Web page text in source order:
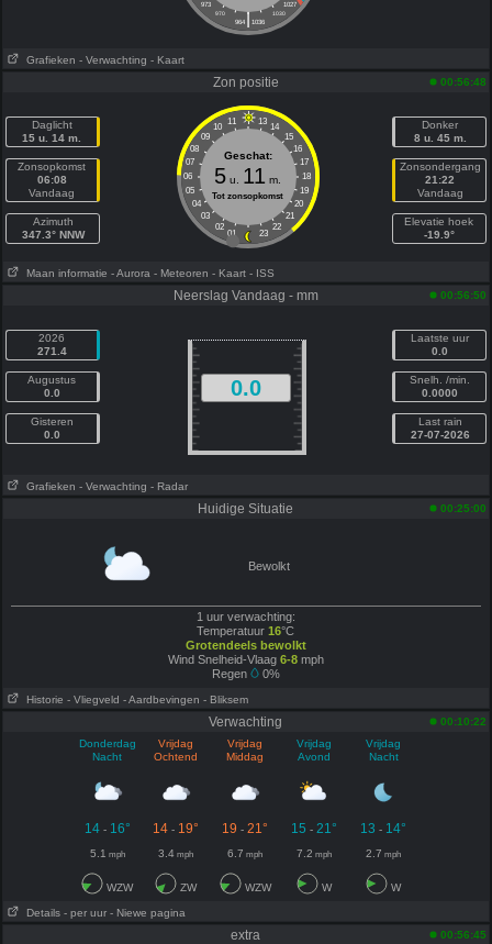
973
1027
970
1030
|
964 1036
Grafieken - Verwachting - Kaart
Zon positie 00:56:48
Daglicht
15 u. 14 m.
Zonsopkomst
06:08
Vandaag
Azimuth
347.3° NNW
11 13
10
14
09
15
08
16
07
17
06
18
05
19
04
20
03
21
02
22
01 23
Geschat:
5 u. 11 m.
Tot zonsopkomst
Donker
8 u. 45 m.
Zonsondergang
21:22
Vandaag
Elevatie hoek
-19.9°
Maan informatie - Aurora - Meteoren - Kaart - ISS
Neerslag Vandaag - mm 00:56:50
2026
271.4
Augustus
0.0
Gisteren
0.0
0.0
Laatste uur
0.0
Snelh. /min.
0.0000
Last rain
27-07-2026
Grafieken - Verwachting - Radar
Huidige Situatie 00:25:00
Bewolkt
1 uur verwachting:
Temperatuur16°C
Grotendeels bewolkt
Wind Snelheid-Vlaag 6-8mph
Regen
0%
Historie - Vliegveld - Aardbevingen - Bliksem
Verwachting
00:10:22
Donderdag
Nacht
Vrijdag
Ochtend
Vrijdag
Middag
Vrijdag
Avond
Vrijdag
Nacht
14- 16° 14 - 19° 19 -21° 15 - 21° 13 - 14°
5.1 mph 3.4 mph 6.7 mph 7.2 mph 2.7 mph
WZW ZW WZW W W
Details - per uur - Niewe pagina
extra
00:56:45